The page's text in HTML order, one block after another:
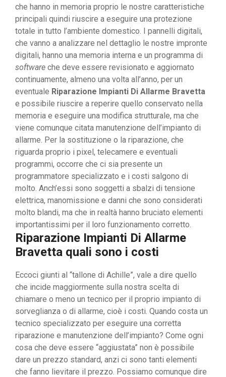
che hanno in memoria proprio le nostre caratteristiche
principali quindi riuscire a eseguire una protezione
totale in tutto l’ambiente domestico. I pannelli digitali,
che vanno a analizzare nel dettaglio le nostre impronte
digitali, hanno una memoria interna e un programma di
software che deve essere revisionato e aggiornato
continuamente, almeno una volta all’anno, per un
eventuale Riparazione Impianti Di Allarme Bravetta
e possibile riuscire a reperire quello conservato nella
memoria e eseguire una modifica strutturale, ma che
viene comunque citata manutenzione dell’impianto di
allarme. Per la sostituzione o la riparazione, che
riguarda proprio i pixel, telecamere e eventuali
programmi, occorre che ci sia presente un
programmatore specializzato e i costi salgono di
molto. Anch’essi sono soggetti a sbalzi di tensione
elettrica, manomissione e danni che sono considerati
molto blandi, ma che in realtà hanno bruciato elementi
importantissimi per il loro funzionamento corretto.
Riparazione Impianti Di Allarme
Bravetta quali sono i costi
Eccoci giunti al “tallone di Achille”, vale a dire quello
che incide maggiormente sulla nostra scelta di
chiamare o meno un tecnico per il proprio impianto di
sorveglianza o di allarme, cioè i costi. Quando costa un
tecnico specializzato per eseguire una corretta
riparazione e manutenzione dell’impianto? Come ogni
cosa che deve essere “aggiustata” non è possibile
dare un prezzo standard, anzi ci sono tanti elementi
che fanno lievitare il prezzo. Possiamo comunque dire